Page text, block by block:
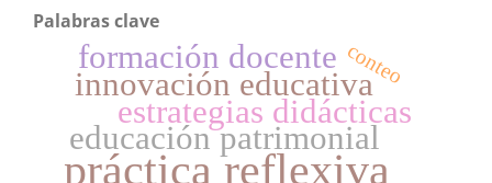
Palabras clave
práctica reflexiva
estrategias didácticas
educación patrimonial
innovación educativa
formación docente conteo